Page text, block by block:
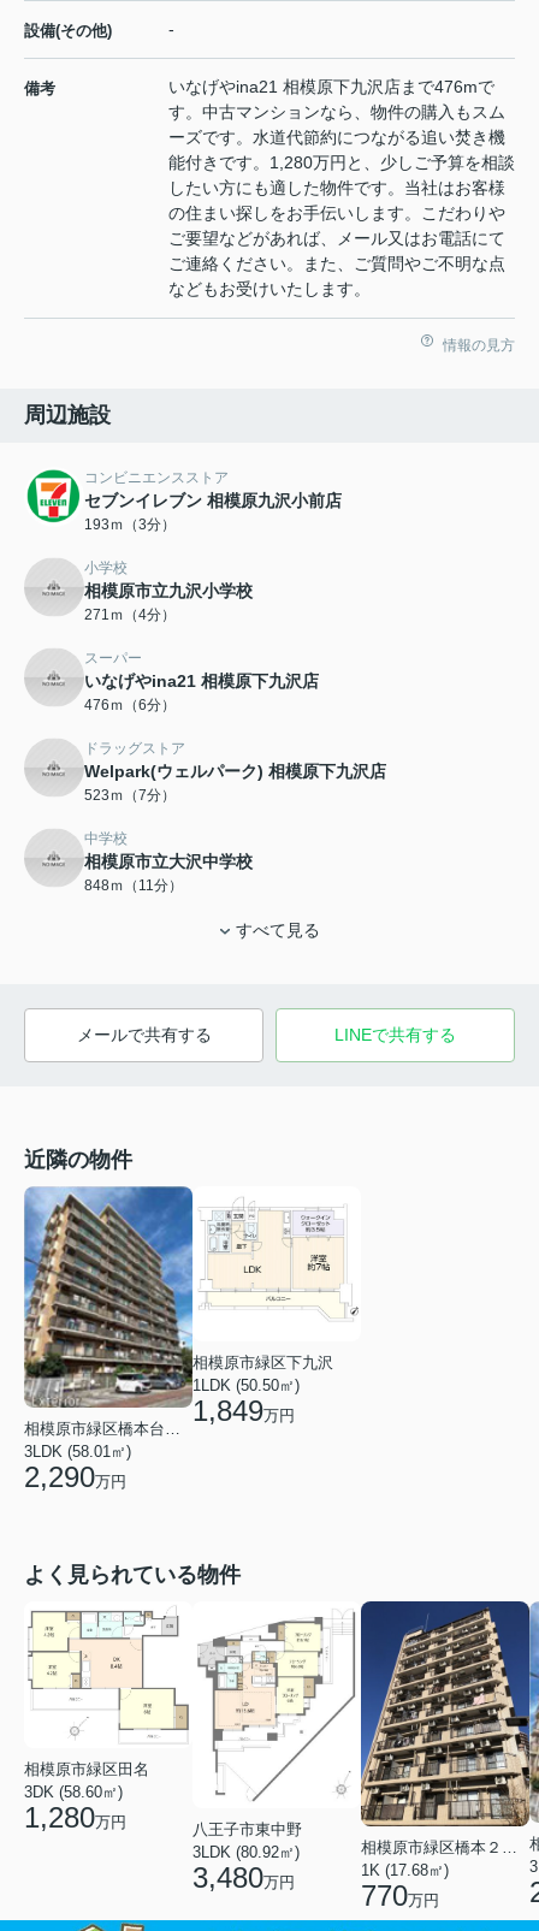
設備(その他) -
備考
いなげやina21 相模原下九沢店まで476mで
す。中古マンションなら、物件の購入もスム
ーズです。水道代節約につながる追い焚き機
能付きです。1,280万円と、少しご予算を相談
したい方にも適した物件です。当社はお客様
の住まい探しをお手伝いします。こだわりや
ご要望などがあれば、メール又はお電話にて
ご連絡ください。また、ご質問やご不明な点
などもお受けいたします。
情報の見方
周辺施設
コンビニエンスストア
セブンイレブン 相模原九沢小前店
193ｍ（3分）
小学校
相模原市立九沢小学校
271ｍ（4分）
スーパー
いなげやina21 相模原下九沢店
476ｍ（6分）
ドラッグストア
Welpark(ウェルパーク) 相模原下九沢店
523ｍ（7分）
中学校
相模原市立大沢中学校
848ｍ（11分）
すべて見る
メールで共有する LINEで共有する
近隣の物件
3LDK (58.01㎡)
2,290万円
相模原市緑区下九沢
1LDK (50.50㎡)
1,849万円
よく見られている物件
相模原市緑区田名
3DK (58.60㎡)
1,280万円
八王子市東中野
3LDK (80.92㎡)
3,480万円
1K (17.68㎡)
770万円